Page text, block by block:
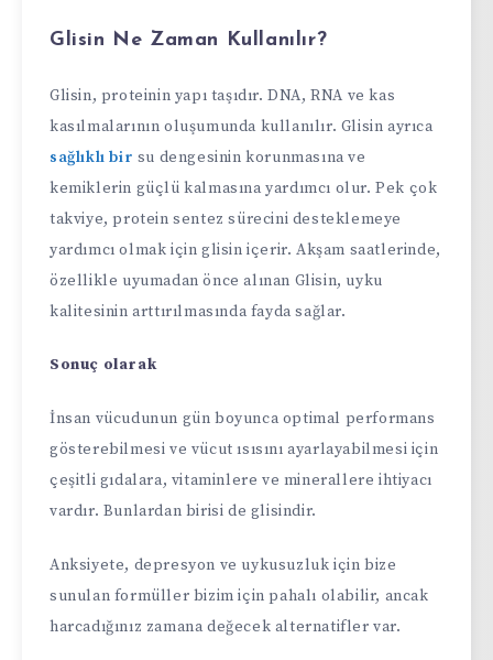
Glisin Ne Zaman Kullanılır?
Glisin, proteinin yapı taşıdır. DNA, RNA ve kas
kasılmalarının oluşumunda kullanılır. Glisin ayrıca
sağlıklı bir su dengesinin korunmasına ve
kemiklerin güçlü kalmasına yardımcı olur. Pek çok
takviye, protein sentez sürecini desteklemeye
yardımcı olmak için glisin içerir. Akşam saatlerinde,
özellikle uyumadan önce alınan Glisin, uyku
kalitesinin arttırılmasında fayda sağlar.
Sonuç olarak
İnsan vücudunun gün boyunca optimal performans
gösterebilmesi ve vücut ısısını ayarlayabilmesi için
çeşitli gıdalara, vitaminlere ve minerallere ihtiyacı
vardır. Bunlardan birisi de glisindir.
Anksiyete, depresyon ve uykusuzluk için bize
sunulan formüller bizim için pahalı olabilir, ancak
harcadığınız zamana değecek alternatifler var.